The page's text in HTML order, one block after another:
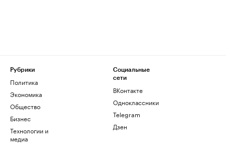
Рубрики
Политика
Экономика
Общество
Бизнес
Технологии и
медиа
Социальные
сети
ВКонтакте
Одноклассники
Telegram
Дзен